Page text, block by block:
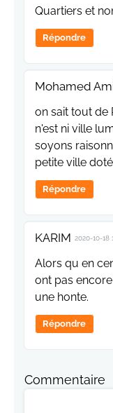
Quartiers et
Répondre
Mohamed
on sait tout de
n'est ni ville
soyons
petite ville
Répondre
KARIM 2020-10-18
Alors qu en
ont pas
une honte.
Répondre
Commentaire